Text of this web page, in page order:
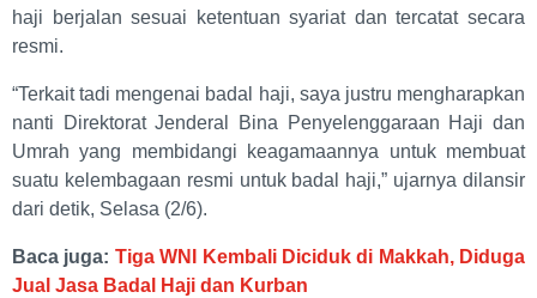
haji berjalan sesuai ketentuan syariat dan tercatat secara
resmi.
“Terkait tadi mengenai badal haji, saya justru mengharapkan
nanti Direktorat Jenderal Bina Penyelenggaraan Haji dan
Umrah yang membidangi keagamaannya untuk membuat
suatu kelembagaan resmi untuk badal haji,” ujarnya dilansir
dari detik, Selasa (2/6).
Baca juga: Tiga WNI Kembali Diciduk di Makkah, Diduga
Jual Jasa Badal Haji dan Kurban